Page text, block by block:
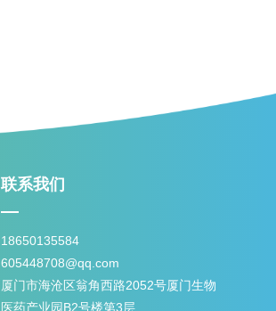
联系我们
18650135584
605448708@qq.com
厦门市海沧区翁角西路2052号厦门生物
医药产业园B2号楼第3层